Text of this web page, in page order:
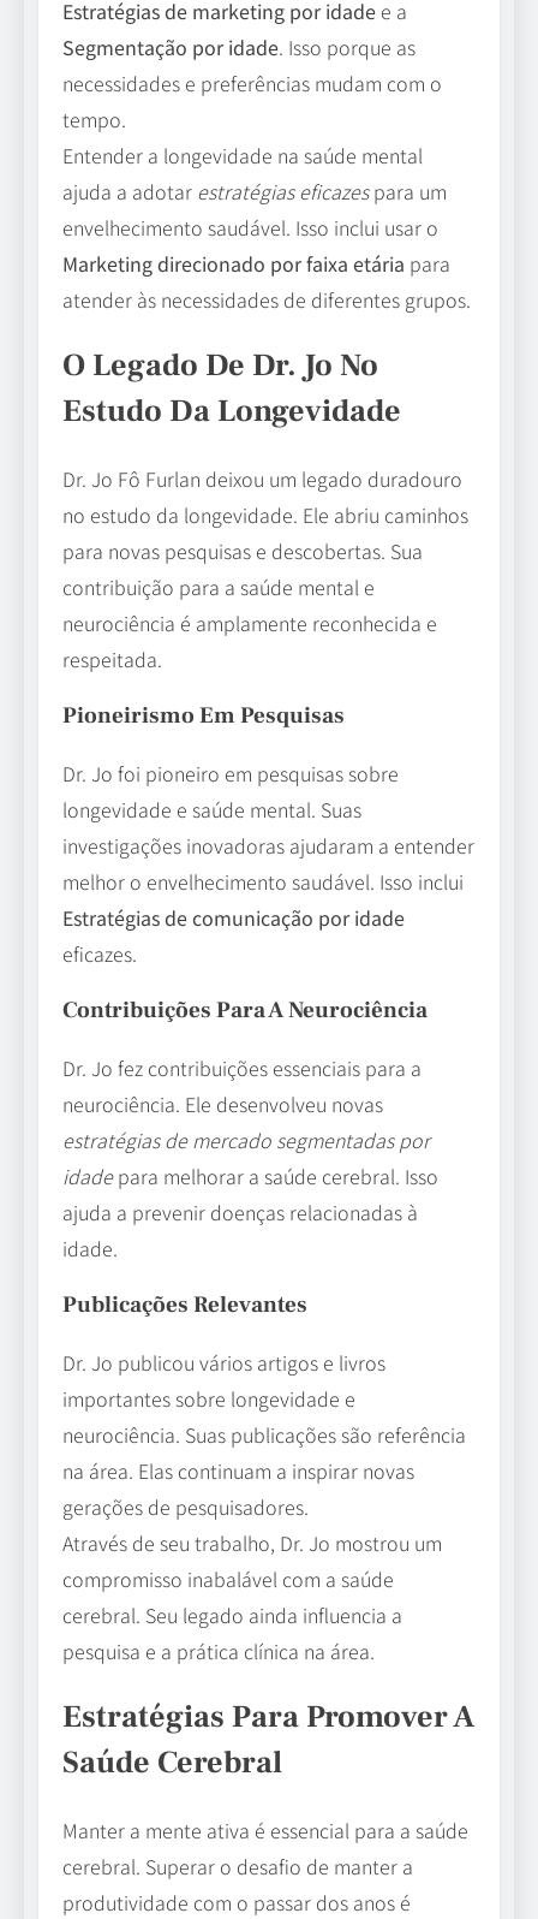
Estratégias de marketing por idade e a
Segmentação por idade. Isso porque as
necessidades e preferências mudam com o
tempo.
Entender a longevidade na saúde mental
ajuda a adotar estratégias eficazespara um
envelhecimento saudável. Isso inclui usar o
Marketing direcionado por faixa etária para
atender às necessidades de diferentes grupos.
O Legado De Dr. Jo No
Estudo Da Longevidade
Dr. Jo Fô Furlan deixou um legado duradouro
no estudo da longevidade. Ele abriu caminhos
para novas pesquisas e descobertas. Sua
contribuição para a saúde mental e
neurociência é amplamente reconhecida e
respeitada.
Pioneirismo Em Pesquisas
Dr. Jo foi pioneiro em pesquisas sobre
longevidade e saúde mental. Suas
investigações inovadoras ajudaram a entender
melhor o envelhecimento saudável. Isso inclui
Estratégias de comunicação por idade
eficazes.
Contribuições Para A Neurociência
Dr. Jo fez contribuições essenciais para a
neurociência. Ele desenvolveu novas
estratégias de mercado segmentadas por
idadepara melhorar a saúde cerebral. Isso
ajuda a prevenir doenças relacionadas à
idade.
Publicações Relevantes
Dr. Jo publicou vários artigos e livros
importantes sobre longevidade e
neurociência. Suas publicações são referência
na área. Elas continuam a inspirar novas
gerações de pesquisadores.
Através de seu trabalho, Dr. Jo mostrou um
compromisso inabalável com a saúde
cerebral. Seu legado ainda influencia a
pesquisa e a prática clínica na área.
Estratégias Para Promover A
Saúde Cerebral
Manter a mente ativa é essencial para a saúde
cerebral. Superar o desafio de manter a
produtividade com o passar dos anos é